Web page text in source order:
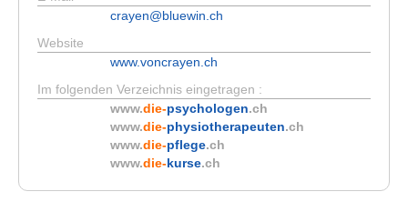
crayen@bluewin.ch
Website
www.voncrayen.ch
Im folgenden Verzeichnis eingetragen :
www.die-psychologen.ch
www.die-physiotherapeuten.ch
www.die-pflege.ch
www.die-kurse.ch